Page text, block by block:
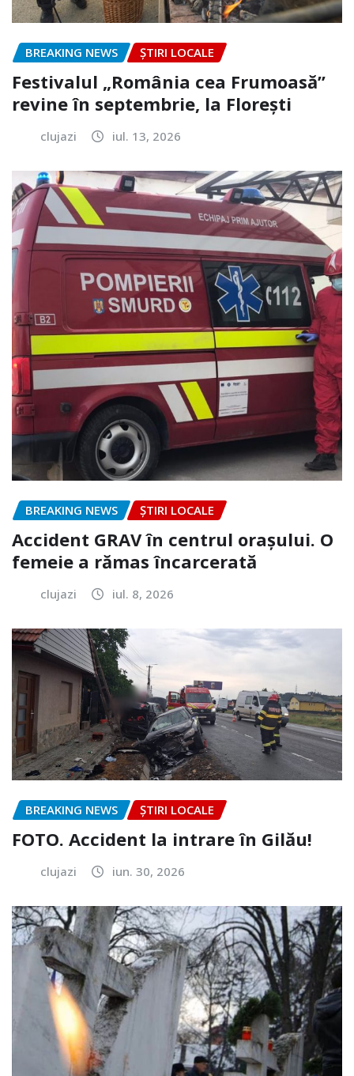
BREAKING NEWS ȘTIRI LOCALE
Festivalul „România cea Frumoasă”
revine în septembrie, la Florești
clujazi iul. 13, 2026
BREAKING NEWS ȘTIRI LOCALE
Accident GRAV în centrul orașului. O
femeie a rămas încarcerată
clujazi iul. 8, 2026
BREAKING NEWS ȘTIRI LOCALE
FOTO. Accident la intrare în Gilău!
clujazi iun. 30, 2026